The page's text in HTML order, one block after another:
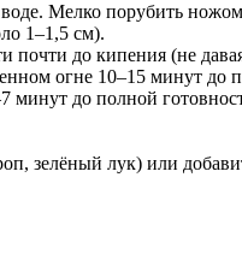
Мелко порубить
1–1,5 см).
до кипения (не
огне 10–15 минут до
до полной
зелёный лук) или